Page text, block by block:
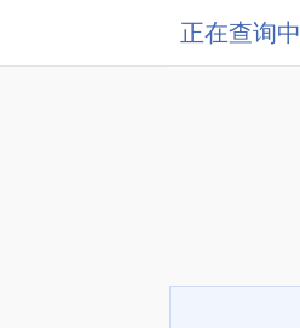
正在查询中